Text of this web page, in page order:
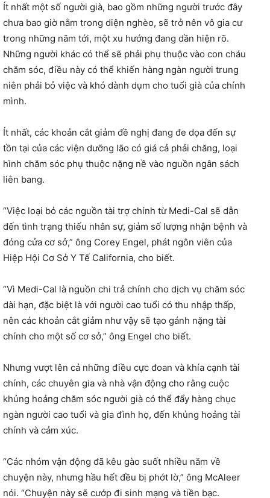
Ít nhất một số người già, bao gồm những người trước đây
chưa bao giờ nằm trong diện nghèo, sẽ trở nên vô gia cư
trong những năm tới, một xu hướng đang dần hiện rõ.
Những người khác có thể sẽ phải phụ thuộc vào con cháu
chăm sóc, điều này có thể khiến hàng ngàn người trung
niên phải bỏ việc và khó dành dụm cho tuổi già của chính
mình.
Ít nhất, các khoản cắt giảm đề nghị đang đe dọa đến sự
tồn tại của các viện dưỡng lão có giá cả phải chăng, loại
hình chăm sóc phụ thuộc nặng nề vào nguồn ngân sách
liên bang.
“Việc loại bỏ các nguồn tài trợ chính từ Medi-Cal sẽ dẫn
đến tình trạng thiếu nhân sự, giảm số lượng nhận bệnh và
đóng cửa cơ sở,” ông Corey Engel, phát ngôn viên của
Hiệp Hội Cơ Sở Y Tế California, cho biết.
“Vì Medi-Cal là nguồn chi trả chính cho dịch vụ chăm sóc
dài hạn, đặc biệt là với người cao tuổi có thu nhập thấp,
nên các khoản cắt giảm như vậy sẽ tạo gánh nặng tài
chính cho một số cơ sở,” ông Engel cho biết.
Nhưng vượt lên cả những điều cực đoan và khía cạnh tài
chính, các chuyên gia và nhà vận động cho rằng cuộc
khủng hoảng chăm sóc người già có thể đẩy hàng chục
ngàn người cao tuổi và gia đình họ, đến khủng hoảng tài
chính và cảm xúc.
“Các nhóm vận động đã kêu gào suốt nhiều năm về
chuyện này, nhưng hầu hết đều bị phớt lờ,” ông McAleer
nói. “Chuyện này sẽ cướp đi sinh mạng và tiền bạc.